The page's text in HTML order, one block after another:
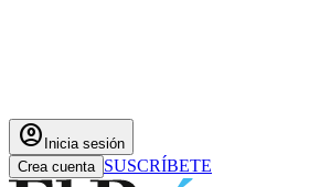
account_circle Inicia sesión
Crea cuenta SUSCRÍBETE